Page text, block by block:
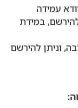
עמידה
במידת
וניתן להירשם